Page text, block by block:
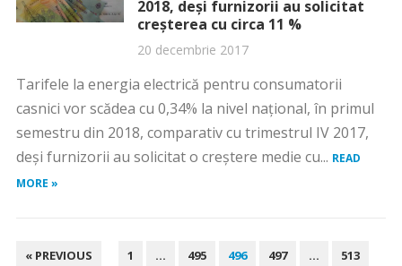
2018, deşi furnizorii au solicitat
creşterea cu circa 11 %
20 decembrie 2017
Tarifele la energia electrică pentru consumatorii
casnici vor scădea cu 0,34% la nivel naţional, în primul
semestru din 2018, comparativ cu trimestrul IV 2017,
deşi furnizorii au solicitat o creştere medie cu... READ
MORE »
PAGINAȚIE
« PREVIOUS 1 … 495 496 497 …
513